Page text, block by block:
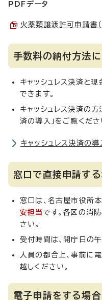
PDFデータ
火薬類譲渡許可申請書
手数料の納付方法
キャッシュレス決済と
できます。
キャッシュレス決済の方
済の導入」をご覧くださ
キャッシュレス決済の導
窓口で直接申請す
窓口は、名古屋市役所
安担当 です。各区の消
さい。
受付時間は、開庁日の
人員の都合上、事前に
越しください。
電子申請をする場合